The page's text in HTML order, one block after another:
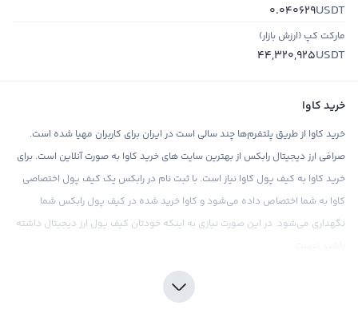
USDT
0.040629
مارکت کپ (ارزش بازار)
USDT
44,320,925
خرید کاوا
خرید کاوا از طریق پلتفرم‌ها چند سالی است در ایران برای کاربران مهیا شده است.
صرافی ارز دیجیتال رابکس از بهترین سایت های خرید کاوا به صورت آنلاین است. برای
خرید کاوا به کیف پول کاوا نیاز است. با ثبت نام در رابکس یک کیف پول اختصاصی
کاوا به شما اختصاص داده می‌شود و کاوا خرید شده در کیف پول رابکس شما
نگهداری می‌شود. در این صورت نیازی به اینکه خودتان کیف پول ارز دیجیتال داشته